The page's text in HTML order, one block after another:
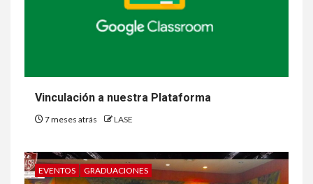
Vinculación a nuestra Plataforma
7 meses atrás LASE
EVENTOS GRADUACIONES